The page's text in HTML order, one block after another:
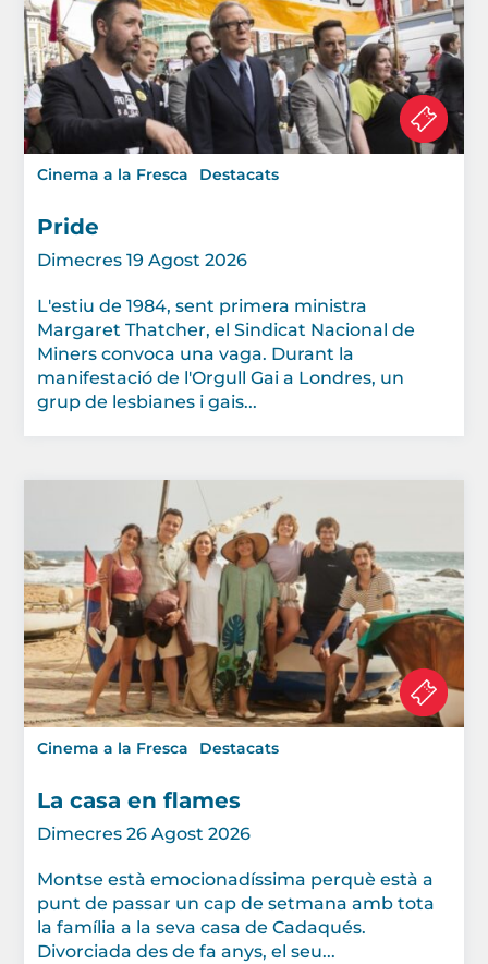
Cinema a la Fresca Destacats
Pride
Dimecres 19 Agost 2026
L'estiu de 1984, sent primera ministra
Margaret Thatcher, el Sindicat Nacional de
Miners convoca una vaga. Durant la
manifestació de l'Orgull Gai a Londres, un
grup de lesbianes i gais...
Cinema a la Fresca Destacats
La casa en flames
Dimecres 26 Agost 2026
Montse està emocionadíssima perquè està a
punt de passar un cap de setmana amb tota
la família a la seva casa de Cadaqués.
Divorciada des de fa anys, el seu...